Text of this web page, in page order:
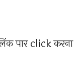
पार click करना